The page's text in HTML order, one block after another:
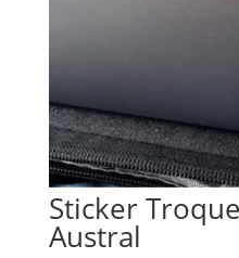
Sticker
Austral